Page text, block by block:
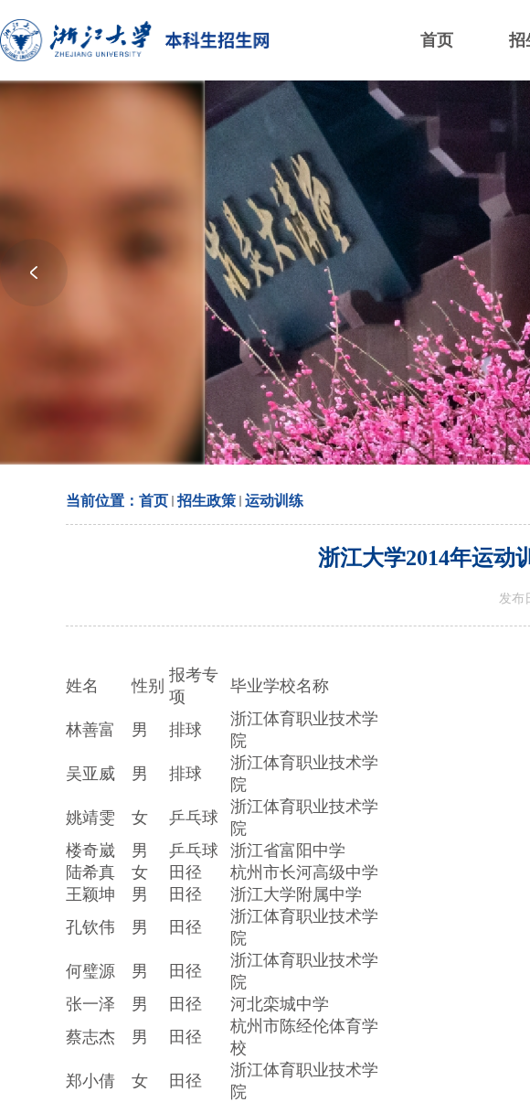
首页 招
当前位置： 首页 招生政策 运动训练
浙江大学2014年运动
发布
姓名 性别
报考专
项
毕业学校名称
林善富 男 排球
浙江体育职业技术学
院
吴亚威
男 排球
浙江体育职业技术学
院
姚靖雯
女 乒乓球
浙江体育职业技术学
院
楼奇崴
男 乒乓球
浙江省富阳中学
陆希真
女 田径
杭州市长河高级中学
王颖坤
男 田径
浙江大学附属中学
孔钦伟
男 田径
浙江体育职业技术学
院
何璧源
男 田径
浙江体育职业技术学
院
张一泽
男 田径
河北栾城中学
蔡志杰
男 田径
杭州市陈经伦体育学
校
郑小倩
女 田径
浙江体育职业技术学
院